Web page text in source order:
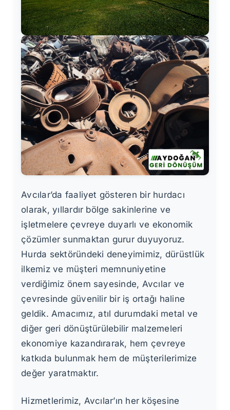
Avcılar’da faaliyet gösteren bir hurdacı
olarak, yıllardır bölge sakinlerine ve
işletmelere çevreye duyarlı ve ekonomik
çözümler sunmaktan gurur duyuyoruz.
Hurda sektöründeki deneyimimiz, dürüstlük
ilkemiz ve müşteri memnuniyetine
verdiğimiz önem sayesinde, Avcılar ve
çevresinde güvenilir bir iş ortağı haline
geldik. Amacımız, atıl durumdaki metal ve
diğer geri dönüştürülebilir malzemeleri
ekonomiye kazandırarak, hem çevreye
katkıda bulunmak hem de müşterilerimize
değer yaratmaktır.
Hizmetlerimiz, Avcılar’ın her köşesine